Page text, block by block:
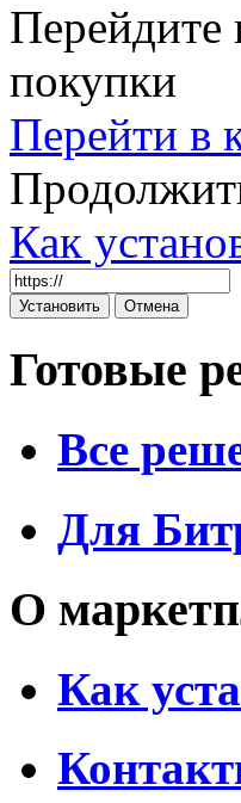
Перейдите
покупки
Перейти в
Как
Готовые
Все
Для
О
Как